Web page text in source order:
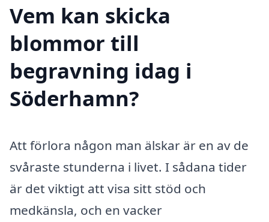
Vem kan skicka
blommor till
begravning idag i
Söderhamn?
Att förlora någon man älskar är en av de
svåraste stunderna i livet. I sådana tider
är det viktigt att visa sitt stöd och
medkänsla, och en vacker